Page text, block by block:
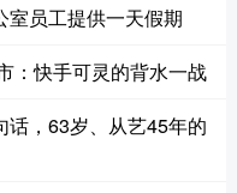
室员工提供一天假期
：快手可灵的背水一战
话，63岁、从艺45年的